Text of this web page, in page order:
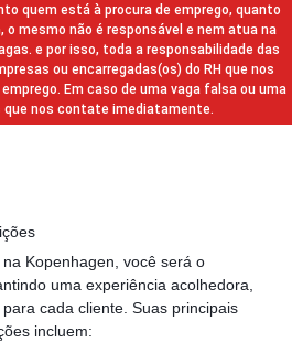
quem está à procura de emprego, quanto
mesmo não é responsável e nem atua na
e por isso, toda a responsabilidade das
ou encarregadas(os) do RH que nos
Em caso de uma vaga falsa ou uma
nos contate imediatamente.
Kopenhagen, você será o
uma experiência acolhedora,
cada cliente. Suas principais
incluem: